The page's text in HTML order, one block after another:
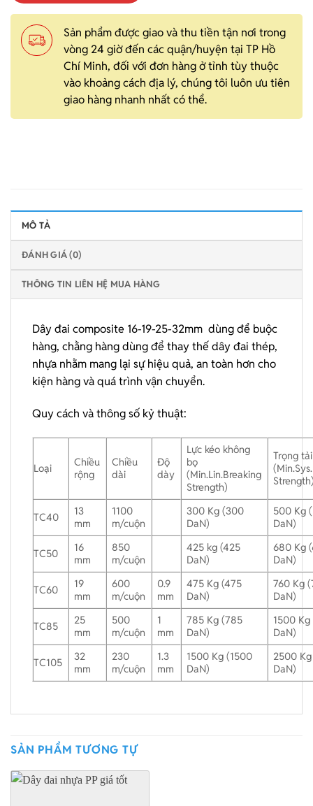
Sản phẩm được giao và thu tiền tận nơi trong
vòng 24 giờ đến các quận/huyện tại TP Hồ
Chí Minh, đối với đơn hàng ở tỉnh tùy thuộc
vào khoảng cách địa lý, chúng tôi luôn ưu tiên
giao hàng nhanh nhất có thể.
MÔ TẢ
ĐÁNH GIÁ (0)
THÔNG TIN LIÊN HỆ MUA HÀNG
Dây đai composite 16-19-25-32mm dùng để buộc
hàng, chằng hàng dùng để thay thế dây đai thép,
nhựa nhằm mang lại sự hiệu quả, an toàn hơn cho
kiện hàng và quá trình vận chuyển.
Quy cách và thông số kỷ thuật:
Loại
Chiều
rộng
Chiều
dài
Độ
dày
Lực kéo không
bọ
(Min.Lin.Breaking
Strength)
Trọng
TC40
13
mm
1100
m/cuộn
300 Kg (300
DaN)
500 Kg
DaN)
TC50
16
mm
850
m/cuộn
425 kg (425
DaN)
680 Kg
DaN)
TC60
19
mm
600
m/cuộn
0.9
mm
475 Kg (475
DaN)
760 Kg
DaN)
TC85
25
mm
500
m/cuộn
1
mm
785 Kg (785
DaN)
1500
DaN)
TC105
32
mm
230
m/cuộn
1.3
mm
1500 Kg (1500
DaN)
2500
DaN)
SẢN PHẨM TƯƠNG TỰ